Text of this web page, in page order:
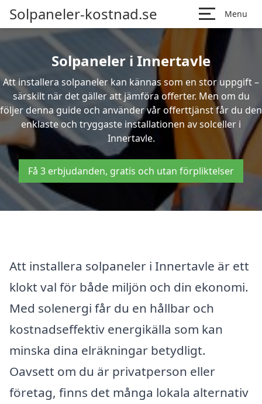
Solpaneler-kostnad.se Menu
Solpaneler i Innertavle
Att installera solpaneler kan kännas som en stor uppgift –
särskilt när det gäller att jämföra offerter. Men om du
följer denna guide och använder vår offerttjänst får du den
enklaste och tryggaste installationen av solceller i
Innertavle.
Få 3 erbjudanden, gratis och utan förpliktelser
Att installera solpaneler i Innertavle är ett
klokt val för både miljön och din ekonomi.
Med solenergi får du en hållbar och
kostnadseffektiv energikälla som kan
minska dina elräkningar betydligt.
Oavsett om du är privatperson eller
företag, finns det många lokala alternativ